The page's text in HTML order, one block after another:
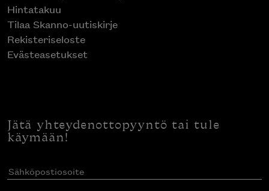
Hintatakuu
Tilaa Skanno-uutiskirje
Rekisteriseloste
Evästeasetukset
Jätä yhteydenottopyyntö tai tule
käymään!
Sähköpostiosoite(Pakollinen)